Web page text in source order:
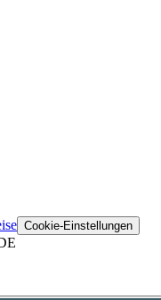
Cookie-Einstellungen